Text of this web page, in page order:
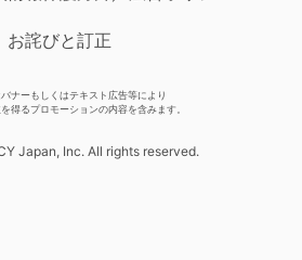
お詫びと訂正
ナーもしくはテキスト広告等により
得るプロモーションの内容を含みます。
Japan, Inc. All rights reserved.